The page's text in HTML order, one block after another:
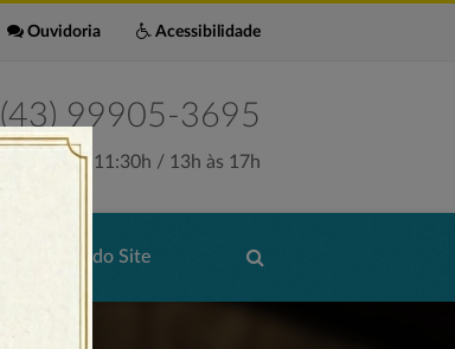
Acessibilidade
Ouvidoria
99905-3695
7:30h às 11:30h / 13h às 17h
Mapa do Site